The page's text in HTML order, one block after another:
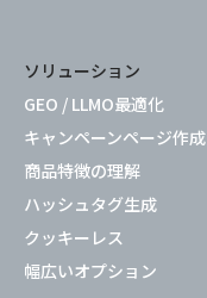
ソリューション
GEO / LLMO最適化
キャンペーンページ作成
商品特徴の理解
ハッシュタグ生成
クッキーレス
幅広いオプション